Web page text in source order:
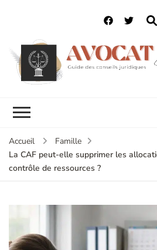
Accueil
Famille
La CAF peut-elle supprimer les
contrôle de ressources ?